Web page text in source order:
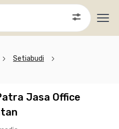
Setiabudi
Jasa Office